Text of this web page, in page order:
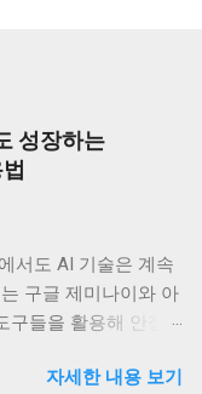
성장하는
서도 AI 기술은 계속
구글 제미나이와 아
들을 활용해 안정
기에도 불구하고 빅테
자세한 내용 보기